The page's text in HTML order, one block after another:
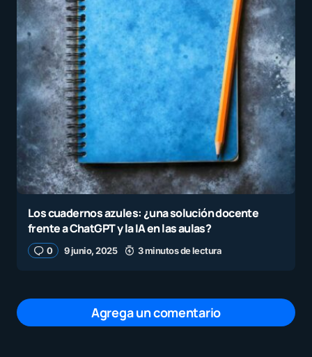
Los cuadernos azules: ¿una solución docente
frente a ChatGPT y la IA en las aulas?
0 9 junio, 2025 3 minutos de lectura
Agrega un comentario